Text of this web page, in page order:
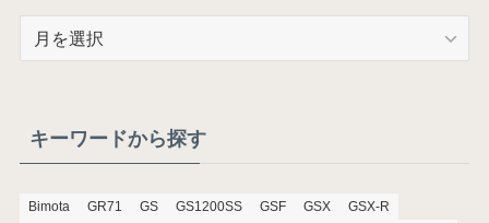
ブキーワードから探す
Bimota GR71 GS GS1200SS GSF GSX
GSX-R